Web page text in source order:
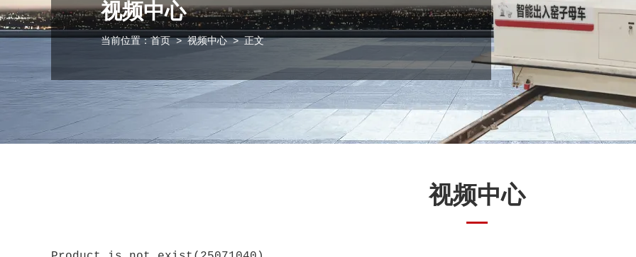
视频中心
当前位置：首页>视频中心> 正文
视频中心